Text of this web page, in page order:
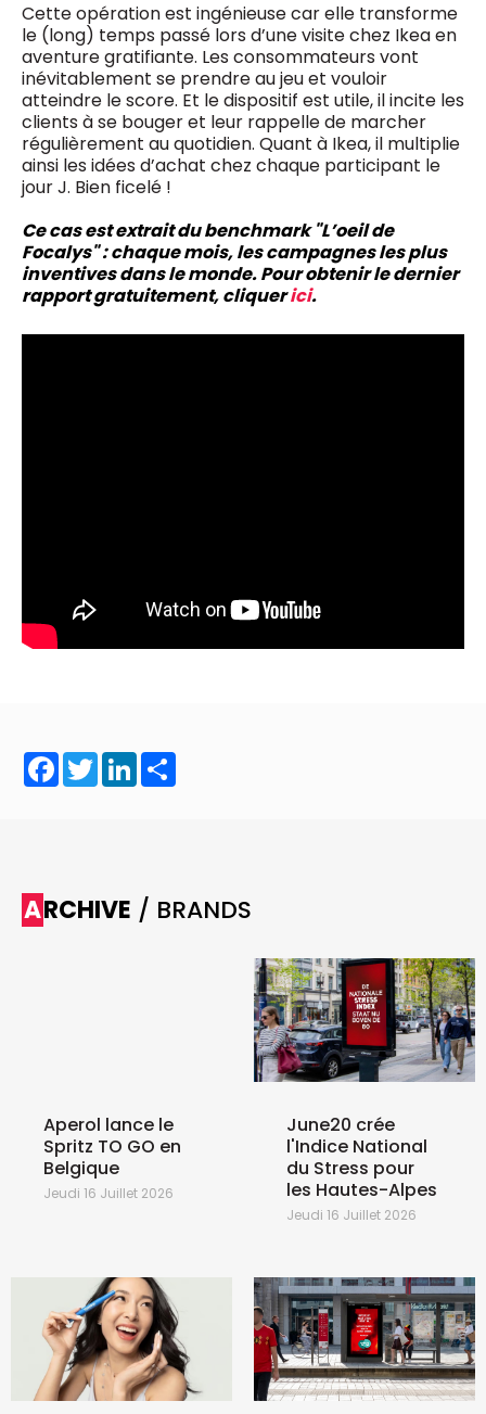
Cette opération est ingénieuse car elle transforme
le (long) temps passé lors d’une visite chez Ikea en
aventure gratifiante. Les consommateurs vont
inévitablement se prendre au jeu et vouloir
atteindre le score. Et le dispositif est utile, il incite les
clients à se bouger et leur rappelle de marcher
régulièrement au quotidien. Quant à Ikea, il multiplie
ainsi les idées d’achat chez chaque participant le
jour J. Bien ficelé !
Ce cas est extrait du benchmark "L’oeil de
Focalys" : chaque mois, les campagnes les plus
inventives dans le monde. Pour obtenir le dernier
rapport gratuitement, cliquerici.
Facebook
TwitterLinkedIn
ARCHIVE / BRANDS
Aperol lance le
Spritz TO GO en
Belgique
Jeudi 16 Juillet 2026
June20 crée
l'Indice National
du Stress pour
les Hautes-Alpes
Jeudi 16 Juillet 2026